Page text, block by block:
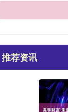
推荐资讯